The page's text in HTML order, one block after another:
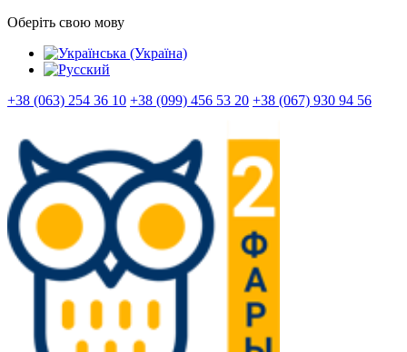
Оберіть свою мову
+38 (063) 254 36 10 +38 (099) 456 53 20 +38 (067) 930 94 56